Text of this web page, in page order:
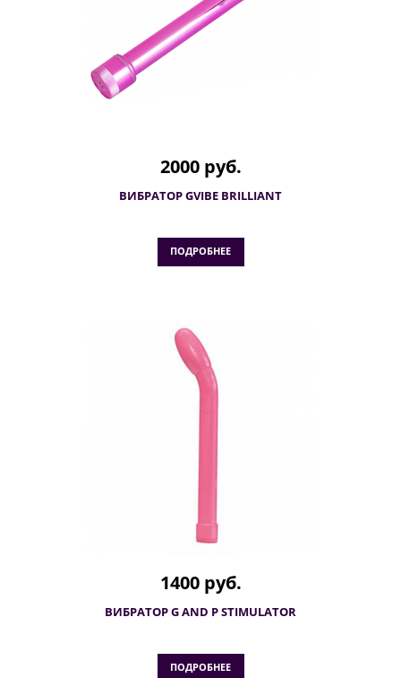
2000 руб.
ВИБРАТОР GVIBE BRILLIANT
ПОДРОБНЕЕ
1400 руб.
ВИБРАТОР G AND P STIMULATOR
ПОДРОБНЕЕ